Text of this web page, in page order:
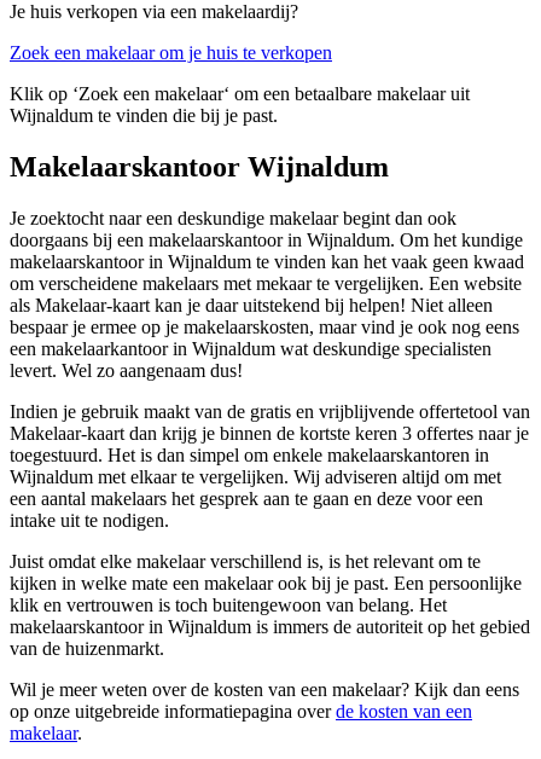
Je huis verkopen via een makelaardij?
Zoek een makelaar om je huis te verkopen
Klik op ‘Zoek een makelaar‘ om een betaalbare makelaar uit
Wijnaldum te vinden die bij je past.
Makelaarskantoor Wijnaldum
Je zoektocht naar een deskundige makelaar begint dan ook
doorgaans bij een makelaarskantoor in Wijnaldum. Om het kundige
makelaarskantoor in Wijnaldum te vinden kan het vaak geen kwaad
om verscheidene makelaars met mekaar te vergelijken. Een website
als Makelaar-kaart kan je daar uitstekend bij helpen! Niet alleen
bespaar je ermee op je makelaarskosten, maar vind je ook nog eens
een makelaarkantoor in Wijnaldum wat deskundige specialisten
levert. Wel zo aangenaam dus!
Indien je gebruik maakt van de gratis en vrijblijvende offertetool van
Makelaar-kaart dan krijg je binnen de kortste keren 3 offertes naar je
toegestuurd. Het is dan simpel om enkele makelaarskantoren in
Wijnaldum met elkaar te vergelijken. Wij adviseren altijd om met
een aantal makelaars het gesprek aan te gaan en deze voor een
intake uit te nodigen.
Juist omdat elke makelaar verschillend is, is het relevant om te
kijken in welke mate een makelaar ook bij je past. Een persoonlijke
klik en vertrouwen is toch buitengewoon van belang. Het
makelaarskantoor in Wijnaldum is immers de autoriteit op het gebied
van de huizenmarkt.
Wil je meer weten over de kosten van een makelaar? Kijk dan eens
op onze uitgebreide informatiepagina overde kosten van een
makelaar.